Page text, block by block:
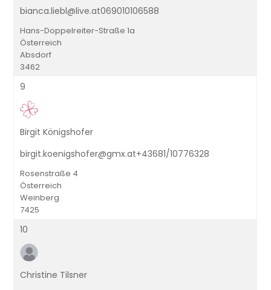
bianca.liebl@live.at069010106588
Hans-Doppelreiter-Straße 1a
Österreich
Absdorf
3462
9
Birgit Königshofer
birgit.koenigshofer@gmx.at+43681/10776328
Rosenstraße 4
Österreich
Weinberg
7425
10
Christine Tilsner